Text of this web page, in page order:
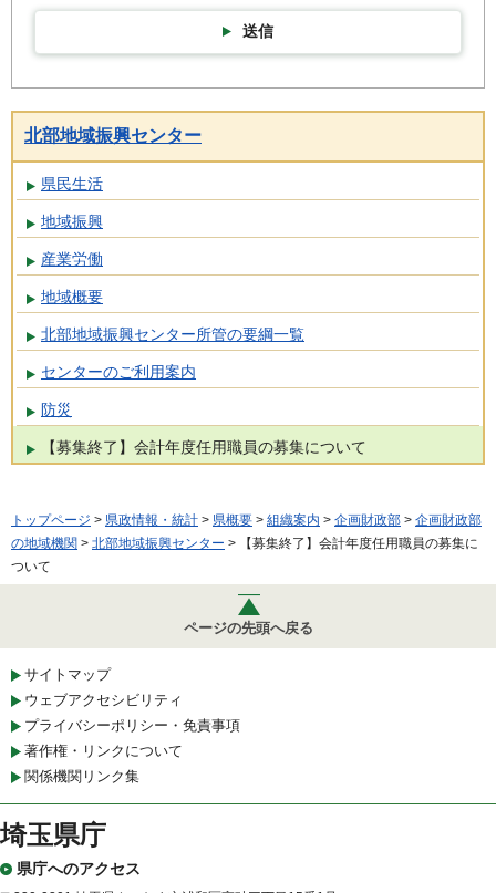
送信
北部地域振興センター
県民生活
地域振興
産業労働
地域概要
北部地域振興センター所管の要綱一覧
センターのご利用案内
防災
【募集終了】会計年度任用職員の募集について
トップページ > 県政情報・統計 > 県概要 > 組織案内 > 企画財政部 > 企画財政部
の地域機関 > 北部地域振興センター > 【募集終了】会計年度任用職員の募集に
ついて
ページの先頭へ戻る
サイトマップ
ウェブアクセシビリティ
プライバシーポリシー・免責事項
著作権・リンクについて
関係機関リンク集
埼玉県庁
県庁へのアクセス